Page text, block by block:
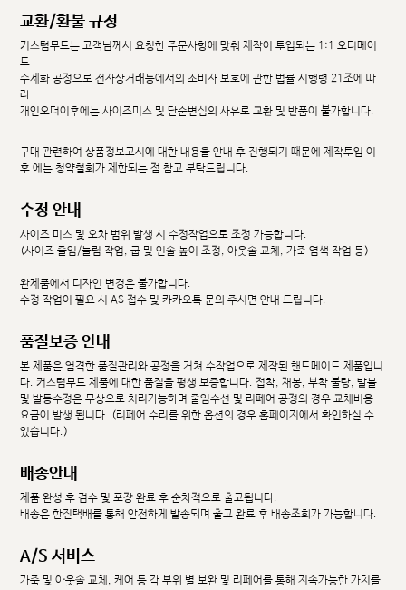
교환/환불 규정
커스텀무드는 고객님께서 요청한 주문사항에 맞춰 제작이 투입되는 1:1 오더메이
드
수제화 공정으로 전자상거래등에서의 소비자 보호에 관한 법률 시행령 21조에 따
라
개인오더이후에는 사이즈미스 및 단순변심의 사유로 교환 및 반품이 불가합니다.
구매 관련하여 상품정보고시에 대한 내용을 안내 후 진행되기 때문에 제작투입 이
후 에는 청약철회가 제한되는 점 참고 부탁드립니다.
수정 안내
사이즈 미스 및 오차 범위 발생 시 수정작업으로 조정 가능합니다.
(사이즈 줄임/늘림 작업, 굽 및 인솔 높이 조정, 아웃솔 교체, 가죽 염색 작업 등)
완제품에서 디자인 변경은 불가합니다.
수정 작업이 필요 시 AS 접수 및 카카오톡 문의 주시면 안내 드립니다.
품질보증 안내
본 제품은 엄격한 품질관리와 공정을 거쳐 수작업으로 제작된 핸드메이드 제품입니
다. 커스텀무드 제품에 대한 품질을 평생 보증합니다. 접착, 재봉, 부착 불량, 발볼
및 발등수정은 무상으로 처리가능하며 줄임수선 및 리페어 공정의 경우 교체비용
요금이 발생 됩니다. (리페어 수리를 위한 옵션의 경우 홈페이지에서 확인하실 수
있습니다.)
배송안내
제품 완성 후 검수 및 포장 완료 후 순차적으로 출고됩니다.
배송은 한진택배를 통해 안전하게 발송되며 출고 완료 후 배송조회가 가능합니다.
A/S 서비스
가죽 및 아웃솔 교체, 케어 등 각 부위 별 보완 및 리페어를 통해 지속가능한 가치를